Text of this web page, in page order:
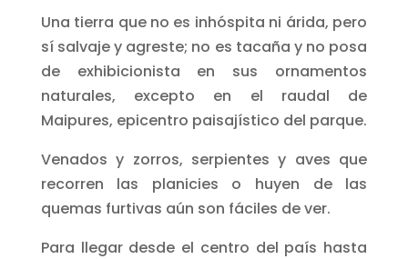
Una tierra que no es inhóspita ni árida, pero
sí salvaje y agreste; no es tacaña y no posa
de exhibicionista en sus ornamentos
naturales, excepto en el raudal de
Maipures, epicentro paisajístico del parque.
Venados y zorros, serpientes y aves que
recorren las planicies o huyen de las
quemas furtivas aún son fáciles de ver.
Para llegar desde el centro del país hasta